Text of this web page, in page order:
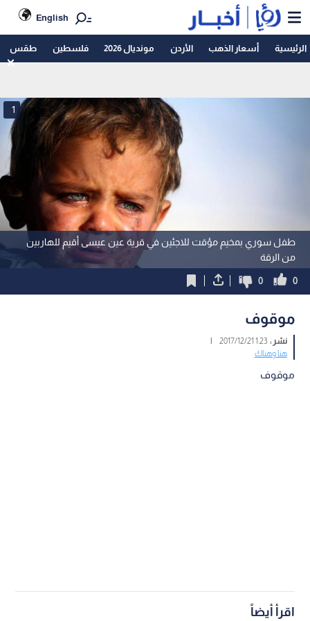
English
الرئيسية أسعار الذهب الأردن مونديال 2026 فلسطين طقس
طفل سوري بمخيم مؤقت للاجئين في قرية عين عيسى أقيم للهاربين
من الرقة
1
0
0
موقوف
نشر :1:23 2017/12/21
|
هنا وهناك
موقوف
اقرأ أيضاً